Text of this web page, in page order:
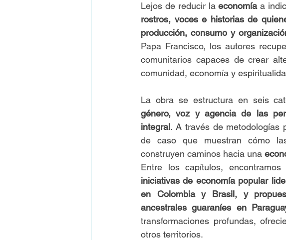
Lejos de reducir la economía a
rostros, voces e historias de
producción, consumo y
Papa Francisco, los autores
comunitarios capaces de crear
comunidad, economía y
La obra se estructura en seis
género, voz y agencia de las
integral. A través de metodologías
de caso que muestran cómo
construyen caminos hacia una
Entre los capítulos,
iniciativas de economía popular
en Colombia y Brasil, y
ancestrales guaraníes en
transformaciones profundas,
otros territorios.